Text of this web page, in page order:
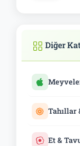
Diğer
Tahıllar
Et &